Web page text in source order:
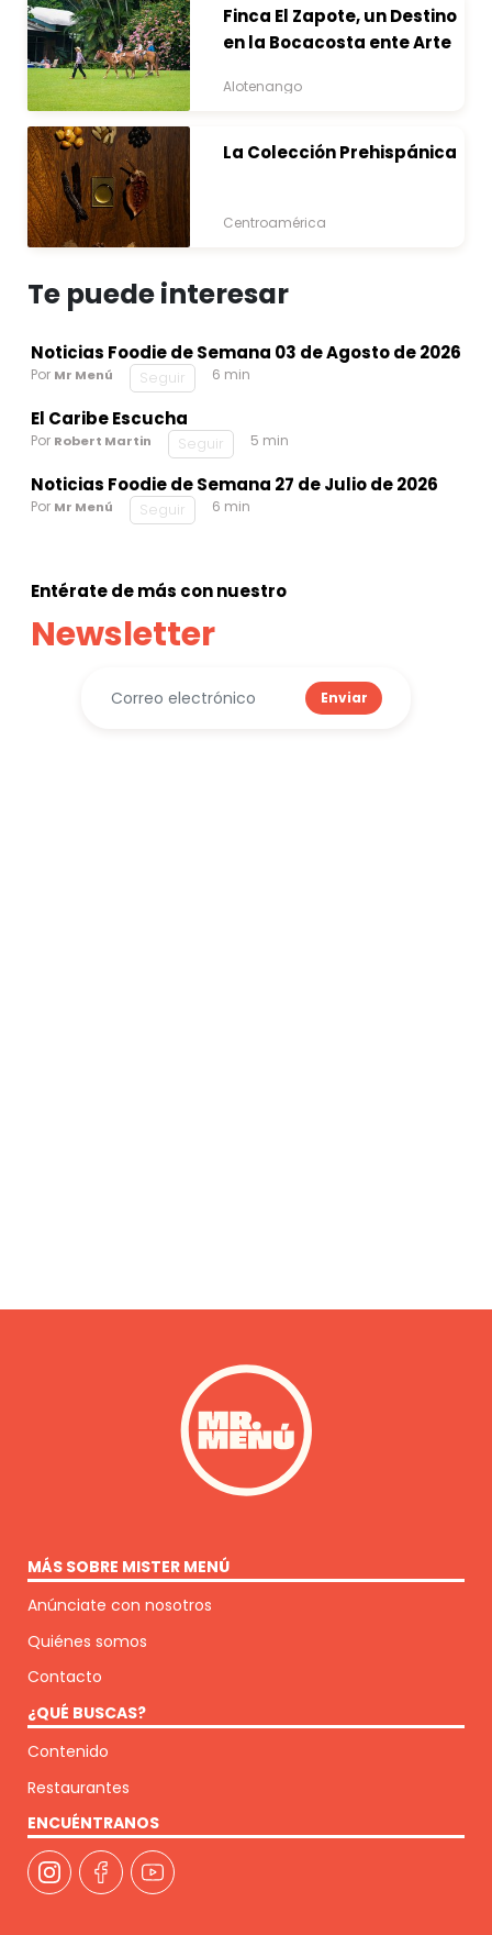
Finca El Zapote, un Destino
en la Bocacosta ente Arte
Alotenango
La Colección Prehispánica
Centroamérica
Te puede interesar
Noticias Foodie de Semana 03 de Agosto de 2026
Por Mr Menú Seguir 6 min
El Caribe Escucha
Por Robert Martin Seguir 5 min
Noticias Foodie de Semana 27 de Julio de 2026
Por Mr Menú Seguir 6 min
Entérate de más con nuestro
Newsletter
Enviar
MÁS SOBRE MISTER MENÚ
Anúnciate con nosotros
Quiénes somos
Contacto
¿QUÉ BUSCAS?
Contenido
Restaurantes
ENCUÉNTRANOS